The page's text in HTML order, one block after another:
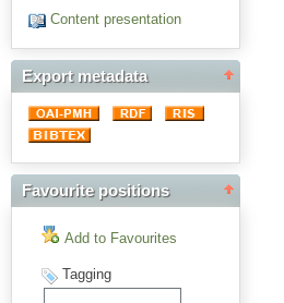
Content presentation
Export metadata
Favourite positions
Add to Favourites
Tagging